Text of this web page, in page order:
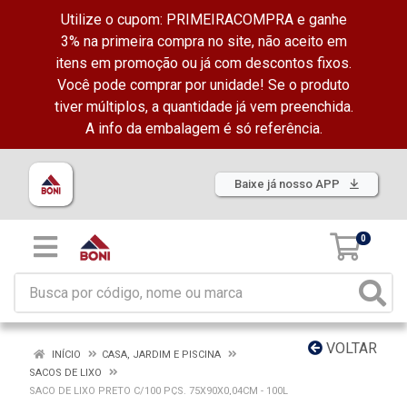
Utilize o cupom: PRIMEIRACOMPRA e ganhe
3% na primeira compra no site, não aceito em
itens em promoção ou já com descontos fixos.
Você pode comprar por unidade! Se o produto
tiver múltiplos, a quantidade já vem preenchida.
A info da embalagem é só referência.
Baixe já nosso APP
0
VOLTAR
INÍCIO
CASA, JARDIM E PISCINA
SACOS DE LIXO
SACO DE LIXO PRETO C/100 PÇS. 75X90X0,04CM - 100L